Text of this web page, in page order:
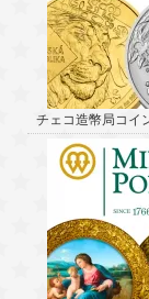
チェコ造幣局コイ